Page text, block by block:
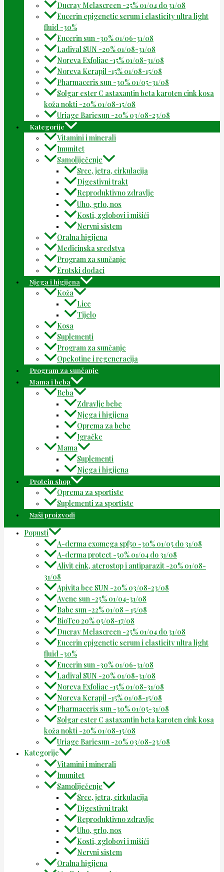
Ducray Melascreen -25% 01/04 do 31/08
Eucerin epigenetic serum i elasticity ultra light
fluid -30%
Eucerin sun -30% 01/06-31/08
Ladival SUN -20% 01/08-31/08
Noreva Exfoliac -15% 01/08-31/08
Noreva Kerapil -15% 01/08-15/08
Pharmaceris sun -30% 01/05-31/08
Solgar ester C astaxantin beta karoten cink kosa
koža nokti -20% 01/08-15/08
Uriage Bariesun -20% 03/08-23/08
Kategorije
Vitamini i minerali
Imunitet
Samoliječenje
Srce, jetra, cirkulacija
Digestivni trakt
Reproduktivno zdravlje
Uho, grlo, nos
Kosti, zglobovi i mišići
Nervni sistem
Oralna higijena
Medicinska sredstva
Program za sunčanje
Erotski dodaci
Njega i higijena
Koža
Lice
Tijelo
Kosa
Suplementi
Program za sunčanje
Opekotine i regeneracija
Program za sunčanje
Mama i beba
Beba
Zdravlje bebe
Njega i higijena
Oprema za bebe
Igračke
Mama
Suplementi
Njega i higijena
Protein shop
Oprema za sportiste
Suplementi za sportiste
Naši proizvodi
Popusti
A-derma exomega spf50 -30% 01/05 do 31/08
A-derma protect -50% 01/04 do 31/08
Alivit cink, aterostop i antiparazit -20% 01/08-
31/08
Apivita bee SUN -20% 03/08-23/08
Avene sun -25% 01/04-31/08
Babe sun -22% 01/08 – 15/08
BioTeo 20% 05/08-17/08
Ducray Melascreen -25% 01/04 do 31/08
Eucerin epigenetic serum i elasticity ultra light
fluid -30%
Eucerin sun -30% 01/06-31/08
Ladival SUN -20% 01/08-31/08
Noreva Exfoliac -15% 01/08-31/08
Noreva Kerapil -15% 01/08-15/08
Pharmaceris sun -30% 01/05-31/08
Solgar ester C astaxantin beta karoten cink kosa
koža nokti -20% 01/08-15/08
Uriage Bariesun -20% 03/08-23/08
Kategorije
Vitamini i minerali
Imunitet
Samoliječenje
Srce, jetra, cirkulacija
Digestivni trakt
Reproduktivno zdravlje
Uho, grlo, nos
Kosti, zglobovi i mišići
Nervni sistem
Oralna higijena